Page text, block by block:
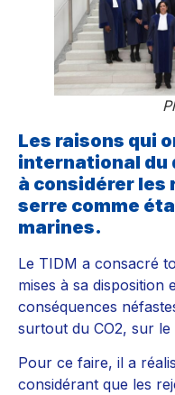
Les raisons qui
international du
à considérer les
serre comme
marines.
Le TIDM a consacré
mises à sa disposition
conséquences
surtout du CO2, sur le
Pour ce faire, il a
considérant que les